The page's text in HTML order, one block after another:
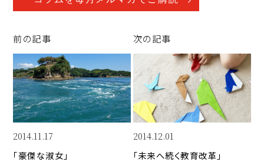
p
Li
n
k
c
o
o
k
k
I
n
前の記事
2014.11.17
「豪傑な淑女」
次の記事
2014.12.01
「未来へ続く教育改革」